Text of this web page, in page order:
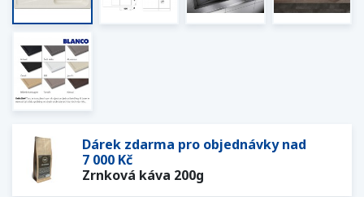
Dárek zdarma pro objednávky nad
7 000 Kč
Zrnková káva 200g